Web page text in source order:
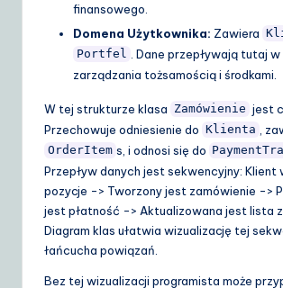
finansowego.
Domena Użytkownika: Zawiera
Portfel
. Dane przepływają tutaj w
zarządzania tożsamością i środkami.
W tej strukturze klasa Zamówienie jest
Przechowuje odniesienie do Klienta ,
OrderItem s, i odnosi się do
Przepływ danych jest sekwencyjny: Klient
pozycje -> Tworzony jest zamówienie ->
jest płatność -> Aktualizowana jest lista
Diagram klas ułatwia wizualizację tej
łańcucha powiązań.
Bez tej wizualizacji programista może